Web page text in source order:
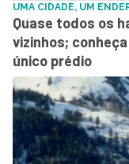
UMA CIDADE, UM
Quase todos os
vizinhos;
único prédio